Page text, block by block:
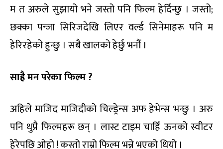
म त अरुले सुझायो भने जस्तो पनि फिल्म हेर्दिन्छु । जस्तो;
छक्का पन्जा सिरिजदेखि लिएर वर्ल्ड सिनेमाहरू पनि म
हेरिरहेको हुन्छु । सबै खालको हेर्छु भनौं ।
साह्रै मन परेका फिल्म ?
अहिले माजिद माजिदीको चिल्ड्रेन्स अफ हेभेन्स भन्छु । अरु
पनि थुप्रै फिल्महरू छन् । लास्ट टाइम चाहिँ ऊनको स्वीटर
हेरेपछि ओहो ! कस्तो राम्रो फिल्म भन्ने भएको थियो ।